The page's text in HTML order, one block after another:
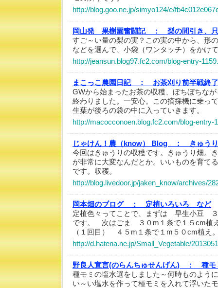
http://blog.goo.ne.jp/simyo124/e/
岡山発 果樹園奮闘記 ：
梨の間引き、
すご～い量の梨の実？この実の中から、形
などを選んで、小袋（ワンタッチ）をかけ
http://jeansun.blog97.fc2.com/blog-entry-
まこっこ農園日記 ：
お茶刈り前半戦終了
GWから始まったお茶の収穫、ぼちぼちな
終わりました。一安心。この摘採機に乗っ
生葉が後ろの袋の中に入っていきます。
http://macocconoen.blog.fc2.com/blog-entry-
じゃけん！農（know） Blog ：
きゅう
今回はきゅうりの収穫です。きゅうり畑。
が非常に大変なんだとか。いいものを育て
です。収穫。
http://blog.livedoor.jp/jaken_know/archives/
岡本畑のブログ ：
定植いろいろ など
定植色々ってことで、まずは 早生小豆
です。 次はごま ３０m１条で１５cm植
（１回目） ４５m１条で１m５０cm植え
http://d.hatena.ne.jp/Small_Vegetable/
野良人宣言(のらんちゅせんげん) ：
種モ
種モミの塩水選をしました～何時ものよう
い～い塩水を作って種モミを入れて浮いた